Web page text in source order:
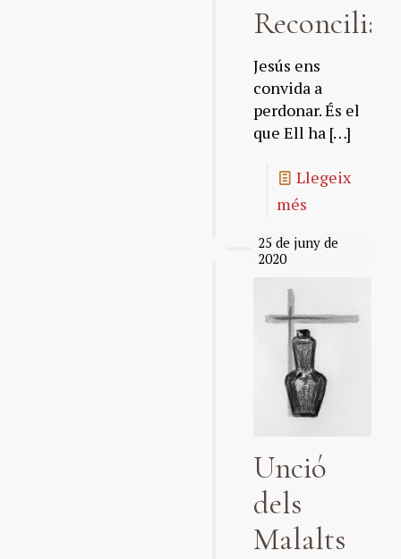
Jesús ens
convida a
perdonar. És el
que Ell ha […]
Llegeix
més
25 de juny de
2020
Unció
dels
Malalts